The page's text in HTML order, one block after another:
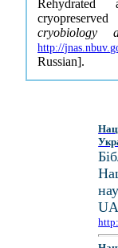
Rehydrated
cryobiology
http://
Russian].
UA